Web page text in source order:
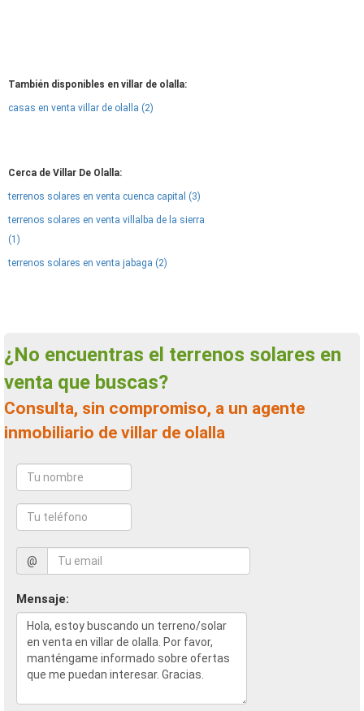
También disponibles en villar de olalla:
casas en venta villar de olalla (2)
Cerca de Villar De Olalla:
terrenos solares en venta cuenca capital (3)
terrenos solares en venta villalba de la sierra
(1)
terrenos solares en venta jabaga (2)
¿No encuentras el terrenos solares en
venta que buscas?
Consulta, sin compromiso, a un agente
inmobiliario de villar de olalla
@
Mensaje: